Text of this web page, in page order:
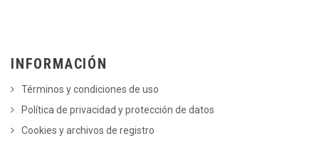
INFORMACIÓN
Términos y condiciones de uso
Política de privacidad y protección de datos
Cookies y archivos de registro